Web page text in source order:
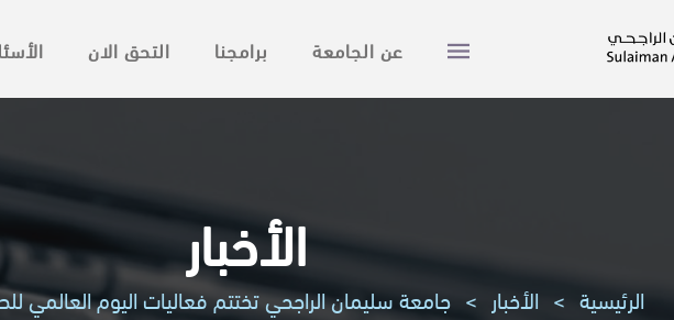
عن الجامعة برامجنا التحق الان
الأخبار
الرئيسية > الأخبار > جامعة سليمان الراجحي تختتم فعاليات اليوم العالمي